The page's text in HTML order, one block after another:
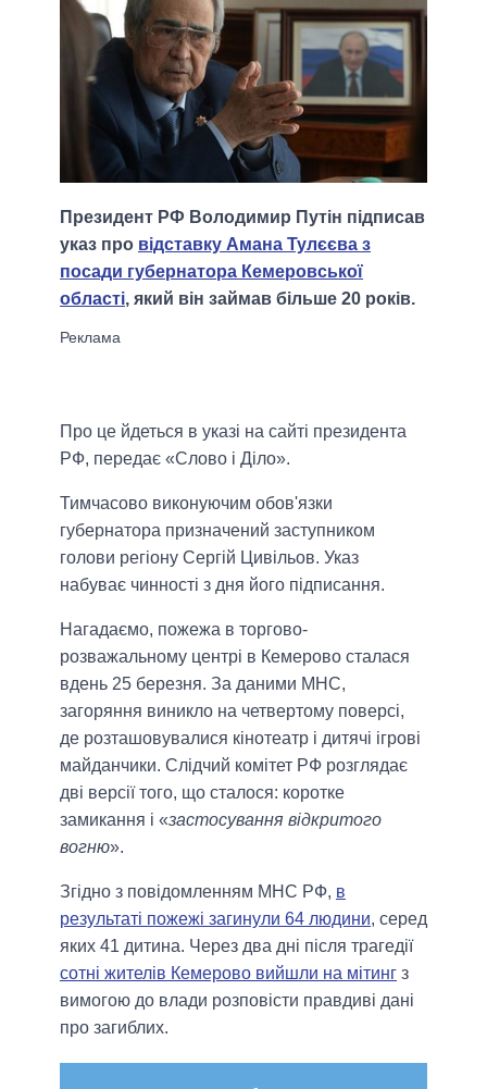
Президент РФ Володимир Путін підписав
указ про відставку Амана Тулєєва з
посади губернатора Кемеровської
області, який він займав більше 20 років.
Про це йдеться в указі на сайті президента
РФ, передає «Слово і Діло».
Тимчасово виконуючим обов'язки
губернатора призначений заступником
голови регіону Сергій Цивільов. Указ
набуває чинності з дня його підписання.
Нагадаємо, пожежа в торгово-
розважальному центрі в Кемерово сталася
вдень 25 березня. За даними МНС,
загоряння виникло на четвертому поверсі,
де розташовувалися кінотеатр і дитячі ігрові
майданчики. Слідчий комітет РФ розглядає
дві версії того, що сталося: коротке
замикання і «застосування відкритого
вогню».
Згідно з повідомленням МНС РФ, в
результаті пожежі загинули 64 людини, серед
яких 41 дитина. Через два дні після трагедії
сотні жителів Кемерово вийшли на мітинг з
вимогою до влади розповісти правдиві дані
про загиблих.